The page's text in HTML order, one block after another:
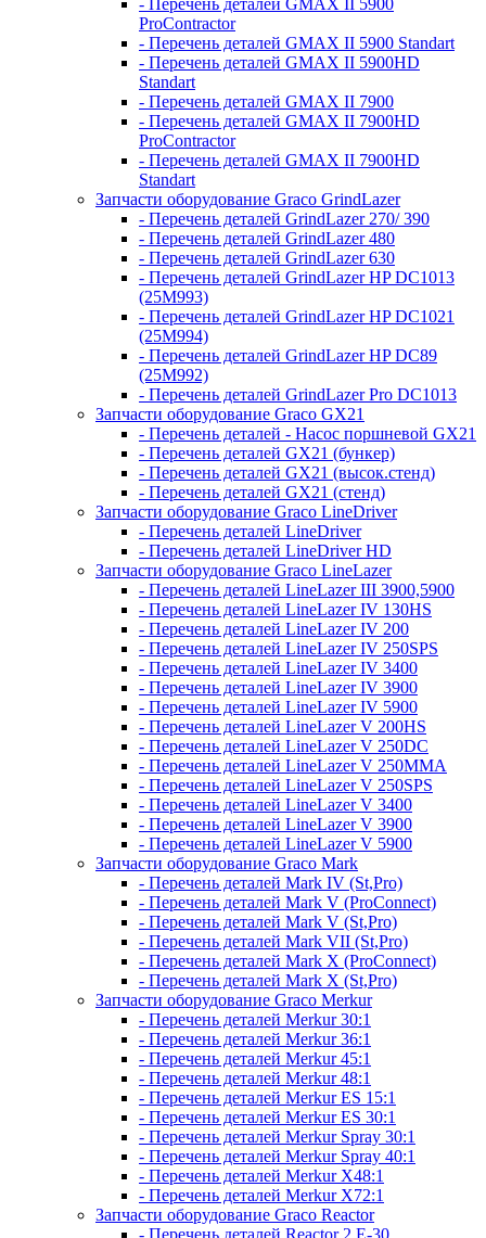
- Перечень деталей GMAX II 5900
ProContractor
- Перечень деталей GMAX II 5900 Standart
- Перечень деталей GMAX II 5900HD
Standart
- Перечень деталей GMAX II 7900
- Перечень деталей GMAX II 7900HD
ProContractor
- Перечень деталей GMAX II 7900HD
Standart
Запчасти оборудование Graco GrindLazer
- Перечень деталей GrindLazer 270/ 390
- Перечень деталей GrindLazer 480
- Перечень деталей GrindLazer 630
- Перечень деталей GrindLazer HP DC1013
(25M993)
- Перечень деталей GrindLazer HP DC1021
(25M994)
- Перечень деталей GrindLazer HP DC89
(25M992)
- Перечень деталей GrindLazer Pro DC1013
Запчасти оборудование Graco GX21
- Перечень деталей - Насос поршневой GX21
- Перечень деталей GX21 (бункер)
- Перечень деталей GX21 (высок.стенд)
- Перечень деталей GX21 (стенд)
Запчасти оборудование Graco LineDriver
- Перечень деталей LineDriver
- Перечень деталей LineDriver HD
Запчасти оборудование Graco LineLazer
- Перечень деталей LineLazer III 3900,5900
- Перечень деталей LineLazer IV 130HS
- Перечень деталей LineLazer IV 200
- Перечень деталей LineLazer IV 250SPS
- Перечень деталей LineLazer IV 3400
- Перечень деталей LineLazer IV 3900
- Перечень деталей LineLazer IV 5900
- Перечень деталей LineLazer V 200HS
- Перечень деталей LineLazer V 250DC
- Перечень деталей LineLazer V 250MMA
- Перечень деталей LineLazer V 250SPS
- Перечень деталей LineLazer V 3400
- Перечень деталей LineLazer V 3900
- Перечень деталей LineLazer V 5900
Запчасти оборудование Graco Mark
- Перечень деталей Mark IV (St,Pro)
- Перечень деталей Mark V (ProConnect)
- Перечень деталей Mark V (St,Pro)
- Перечень деталей Mark VII (St,Pro)
- Перечень деталей Mark X (ProConnect)
- Перечень деталей Mark X (St,Pro)
Запчасти оборудование Graco Merkur
- Перечень деталей Merkur 30:1
- Перечень деталей Merkur 36:1
- Перечень деталей Merkur 45:1
- Перечень деталей Merkur 48:1
- Перечень деталей Merkur ES 15:1
- Перечень деталей Merkur ES 30:1
- Перечень деталей Merkur Spray 30:1
- Перечень деталей Merkur Spray 40:1
- Перечень деталей Merkur X48:1
- Перечень деталей Merkur X72:1
Запчасти оборудование Graco Reactor
- Перечень деталей Reactor 2 E-30